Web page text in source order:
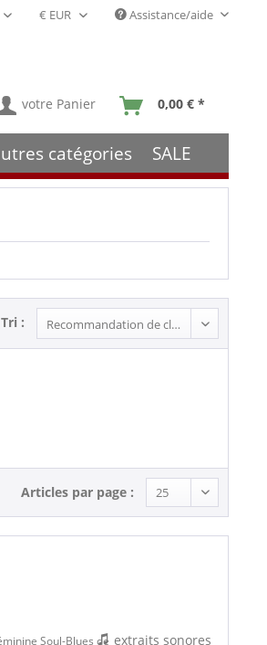
Français- FR Assistance/aide
votre Panier 0,00 € *
catégories SALE
Tri :
Articles par page :
Soul-Blues de extraits sonores